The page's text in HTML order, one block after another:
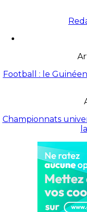
Football : le
Championnats